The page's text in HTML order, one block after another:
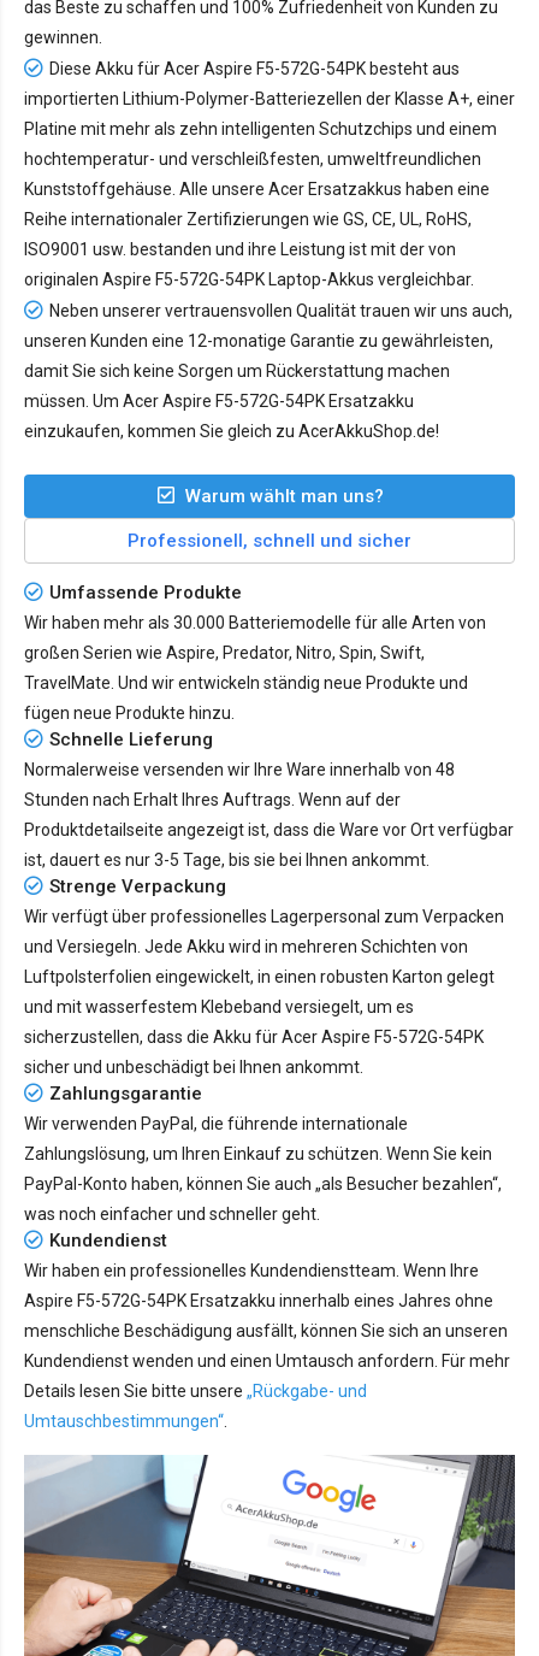
das Beste zu schaffen und 100% Zufriedenheit von Kunden zu
gewinnen.
Diese Akku für Acer Aspire F5-572G-54PK besteht aus
importierten Lithium-Polymer-Batteriezellen der Klasse A+, einer
Platine mit mehr als zehn intelligenten Schutzchips und einem
hochtemperatur- und verschleißfesten, umweltfreundlichen
Kunststoffgehäuse. Alle unsere Acer Ersatzakkus haben eine
Reihe internationaler Zertifizierungen wie GS, CE, UL, RoHS,
ISO9001 usw. bestanden und ihre Leistung ist mit der von
originalen Aspire F5-572G-54PK Laptop-Akkus vergleichbar.
Neben unserer vertrauensvollen Qualität trauen wir uns auch,
unseren Kunden eine 12-monatige Garantie zu gewährleisten,
damit Sie sich keine Sorgen um Rückerstattung machen
müssen. Um Acer Aspire F5-572G-54PK Ersatzakku
einzukaufen, kommen Sie gleich zu AcerAkkuShop.de!
Warum wählt man uns?
Professionell, schnell und sicher
Umfassende Produkte
Wir haben mehr als 30.000 Batteriemodelle für alle Arten von
großen Serien wie Aspire, Predator, Nitro, Spin, Swift,
TravelMate. Und wir entwickeln ständig neue Produkte und
fügen neue Produkte hinzu.
Schnelle Lieferung
Normalerweise versenden wir Ihre Ware innerhalb von 48
Stunden nach Erhalt Ihres Auftrags. Wenn auf der
Produktdetailseite angezeigt ist, dass die Ware vor Ort verfügbar
ist, dauert es nur3-5 Tage, bis sie bei Ihnen ankommt.
Strenge Verpackung
Wir verfügt über professionelles Lagerpersonal zum Verpacken
und Versiegeln. Jede Akku wird in mehreren Schichten von
Luftpolsterfolien eingewickelt, in einen robusten Karton gelegt
und mit wasserfestem Klebeband versiegelt, um es
sicherzustellen, dass die Akku für Acer Aspire F5-572G-54PK
sicher und unbeschädigt bei Ihnen ankommt.
Zahlungsgarantie
Wir verwenden PayPal, die führende internationale
Zahlungslösung, um Ihren Einkauf zu schützen. Wenn Sie kein
PayPal-Konto haben, können Sie auch „als Besucher bezahlen“,
was noch einfacher und schneller geht.
Kundendienst
Wir haben ein professionelles Kundendienstteam. Wenn Ihre
Aspire F5-572G-54PK Ersatzakku innerhalb eines Jahres ohne
menschliche Beschädigung ausfällt, können Sie sich an unseren
Kundendienst wenden und einen Umtausch anfordern. Für mehr
Details lesen Sie bitte unsere „Rückgabe- und
Umtauschbestimmungen“